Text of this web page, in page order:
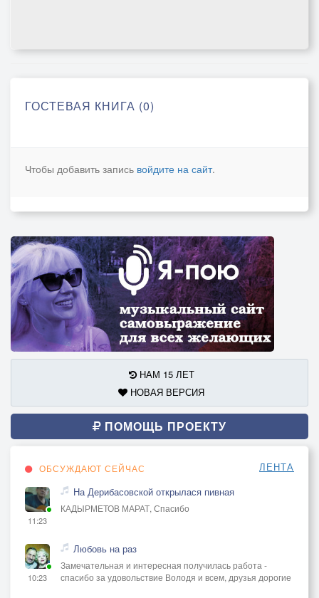
ГОСТЕВАЯ КНИГА (0)
Чтобы добавить запись войдите на сайт.
НАМ 15 ЛЕТ
НОВАЯ ВЕРСИЯ
ПОМОЩЬ ПРОЕКТУ
ОБСУЖДАЮТ СЕЙЧАС ЛЕНТА
11:23
На Дерибасовской открылася пивная
КАДЫРМЕТОВ МАРАТ, Спасибо
10:23
Любовь на раз
Замечательная и интересная получилась работа -
спасибо за удовольствие Володя и всем, друзья дорогие